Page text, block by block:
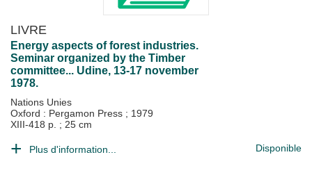
LIVRE
Energy aspects of forest industries.
Seminar organized by the Timber
committee... Udine, 13-17 november
1978.
Nations Unies
Oxford : Pergamon Press ; 1979
XIII-418 p. ; 25 cm
Plus d'information... Disponible